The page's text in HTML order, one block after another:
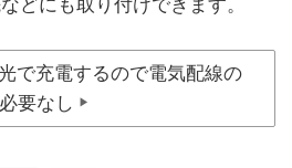
どにも取り付けできます。
で充電するので電気配線の
必要なし
▶